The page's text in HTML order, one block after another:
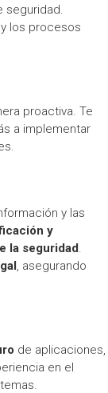
seguridad.
los procesos
proactiva. Te
a implementar
y las
y
la seguridad.
, asegurando
de aplicaciones,
en el